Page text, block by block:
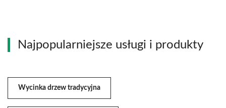
Najpopularniejsze usługi i produkty
Wycinka drzew tradycyjna